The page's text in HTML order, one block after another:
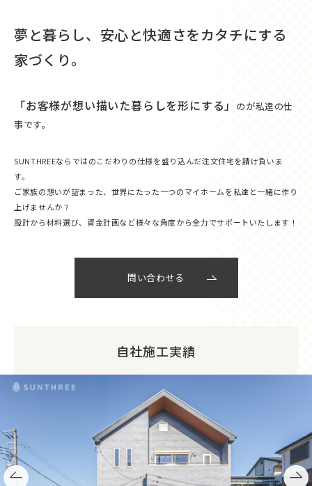
夢と暮らし、安心と快適さをカタチにする
家づくり。
「お客様が想い描いた暮らしを形にする」
のが私達の仕
事です。
SUNTHREEならではのこだわりの仕様を盛り込んだ注文住宅を請け負いま
す。
ご家族の想いが詰まった、世界にたった一つのマイホームを私達と一緒に作り
上げませんか？
設計から材料選び、資金計画など様々な角度から全力でサポートいたします！
問い合わせる
自社施工実績